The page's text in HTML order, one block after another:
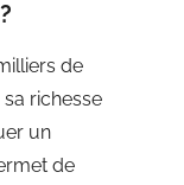
de
richesse
un
de